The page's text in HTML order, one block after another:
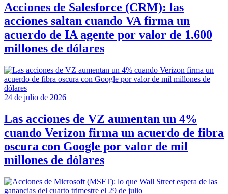
Acciones de Salesforce (CRM): las
acciones saltan cuando VA firma un
acuerdo de IA agente por valor de 1.600
millones de dólares
24 de julio de 2026
Las acciones de VZ aumentan un 4%
cuando Verizon firma un acuerdo de fibra
oscura con Google por valor de mil
millones de dólares